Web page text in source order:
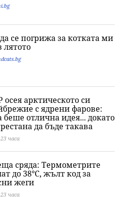
се погрижа за котката ми
лятото
осея арктическото си
с ядрени фарове:
беше отлична идея... докато
да бъде такава
часа
сряда: Термометрите
до 38°C, жълт код за
жеги
часа